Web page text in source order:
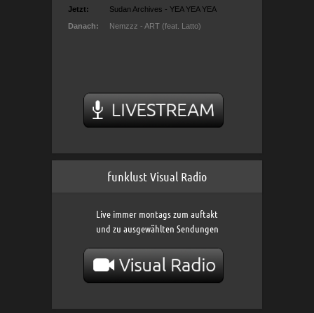
funklust Visual Radio
Live immer montags zum auftakt
und zu ausgewählten Sendungen